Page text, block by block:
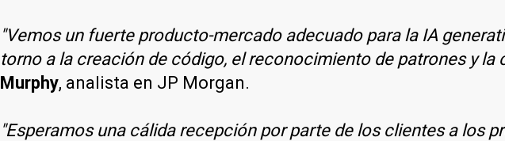
"Vemos un fuerte producto-mercado adecuado para la IA
torno a la creación de código, el reconocimiento de patrones y
Murphy, analista en JP Morgan.
"Esperamos una cálida recepción por parte de los clientes a los